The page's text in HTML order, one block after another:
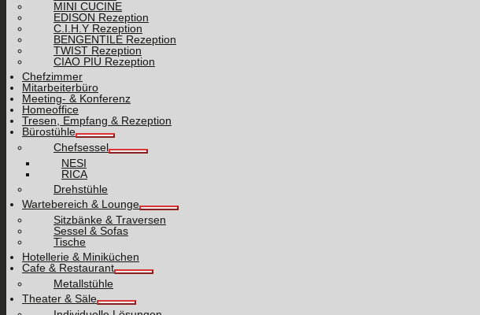
MINI CUCINE
EDISON Rezeption
C.I.H.Y Rezeption
BENGENTILE Rezeption
TWIST Rezeption
CIAO PIÙ Rezeption
Chefzimmer
Mitarbeiterbüro
Meeting- & Konferenz
Homeoffice
Tresen, Empfang & Rezeption
Bürostühle
Chefsessel
NESI
RICA
Drehstühle
Wartebereich & Lounge
Sitzbänke & Traversen
Sessel & Sofas
Tische
Hotellerie & Miniküchen
Cafe & Restaurant
Metallstühle
Theater & Säle